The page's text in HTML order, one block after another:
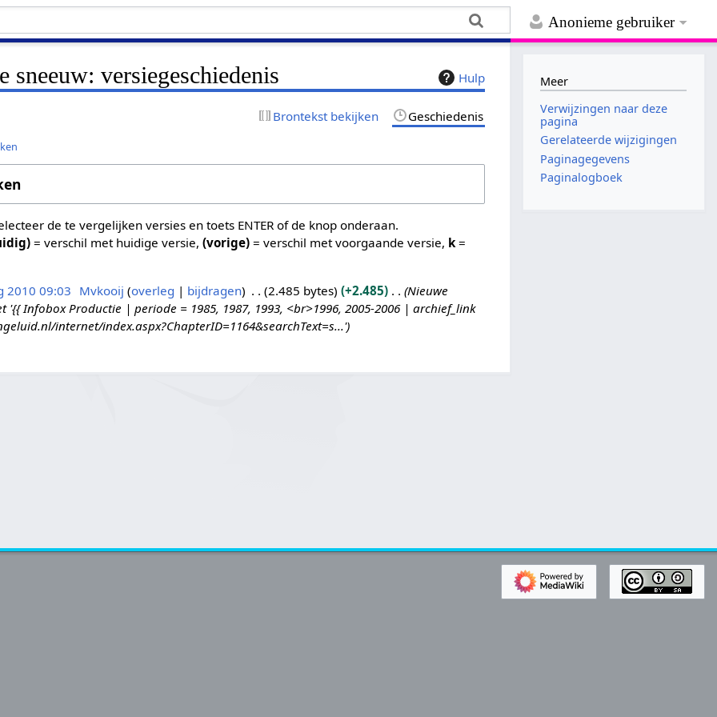
Anonieme gebruiker
Hulp
sneeuw: versiegeschiedenis
Brontekst bekijken Geschiedenis
de te vergelijken versies en toets ENTER of de knop onderaan.
= verschil met huidige versie,(vorige) = verschil met voorgaande versie, k =
2010 09:03 Mvkooij overleg bijdragen 2.485 bytes +2.485
Nieuwe
Infobox Productie | periode = 1985, 1987, 1993, <br>1996, 2005-2006 | archief_link
internet/index.aspx?ChapterID=1164&searchText=s...'
Meer
Verwijzingen naar deze
pagina
Gerelateerde wijzigingen
Paginagegevens
Paginalogboek